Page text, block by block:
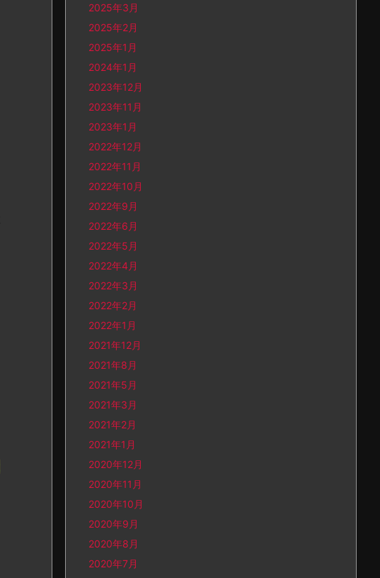
2025年3月
2025年2月
2025年1月
2024年1月
2023年12月
2023年11月
2023年1月
2022年12月
2022年11月
2022年10月
2022年9月
2022年6月
2022年5月
2022年4月
2022年3月
2022年2月
2022年1月
2021年12月
2021年8月
2021年5月
2021年3月
2021年2月
2021年1月
2020年12月
2020年11月
2020年10月
2020年9月
2020年8月
2020年7月